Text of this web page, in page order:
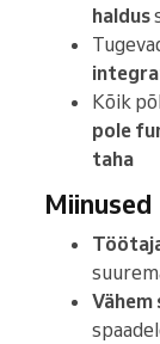
haldus
Kõik
pole
taha
Miinused